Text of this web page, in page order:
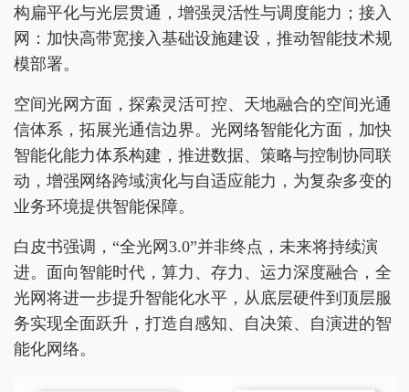
构扁平化与光层贯通，增强灵活性与调度能力；接入
网：加快高带宽接入基础设施建设，推动智能技术规
模部署。
空间光网方面，探索灵活可控、天地融合的空间光通
信体系，拓展光通信边界。光网络智能化方面，加快
智能化能力体系构建，推进数据、策略与控制协同联
动，增强网络跨域演化与自适应能力，为复杂多变的
业务环境提供智能保障。
白皮书强调，“全光网3.0”并非终点，未来将持续演
进。面向智能时代，算力、存力、运力深度融合，全
光网将进一步提升智能化水平，从底层硬件到顶层服
务实现全面跃升，打造自感知、自决策、自演进的智
能化网络。